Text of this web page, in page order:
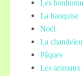
Les
La banquise
Noël
La
Pâques
Les animaux